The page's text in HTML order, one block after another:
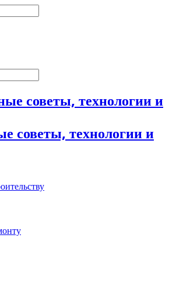
советы, технологии и